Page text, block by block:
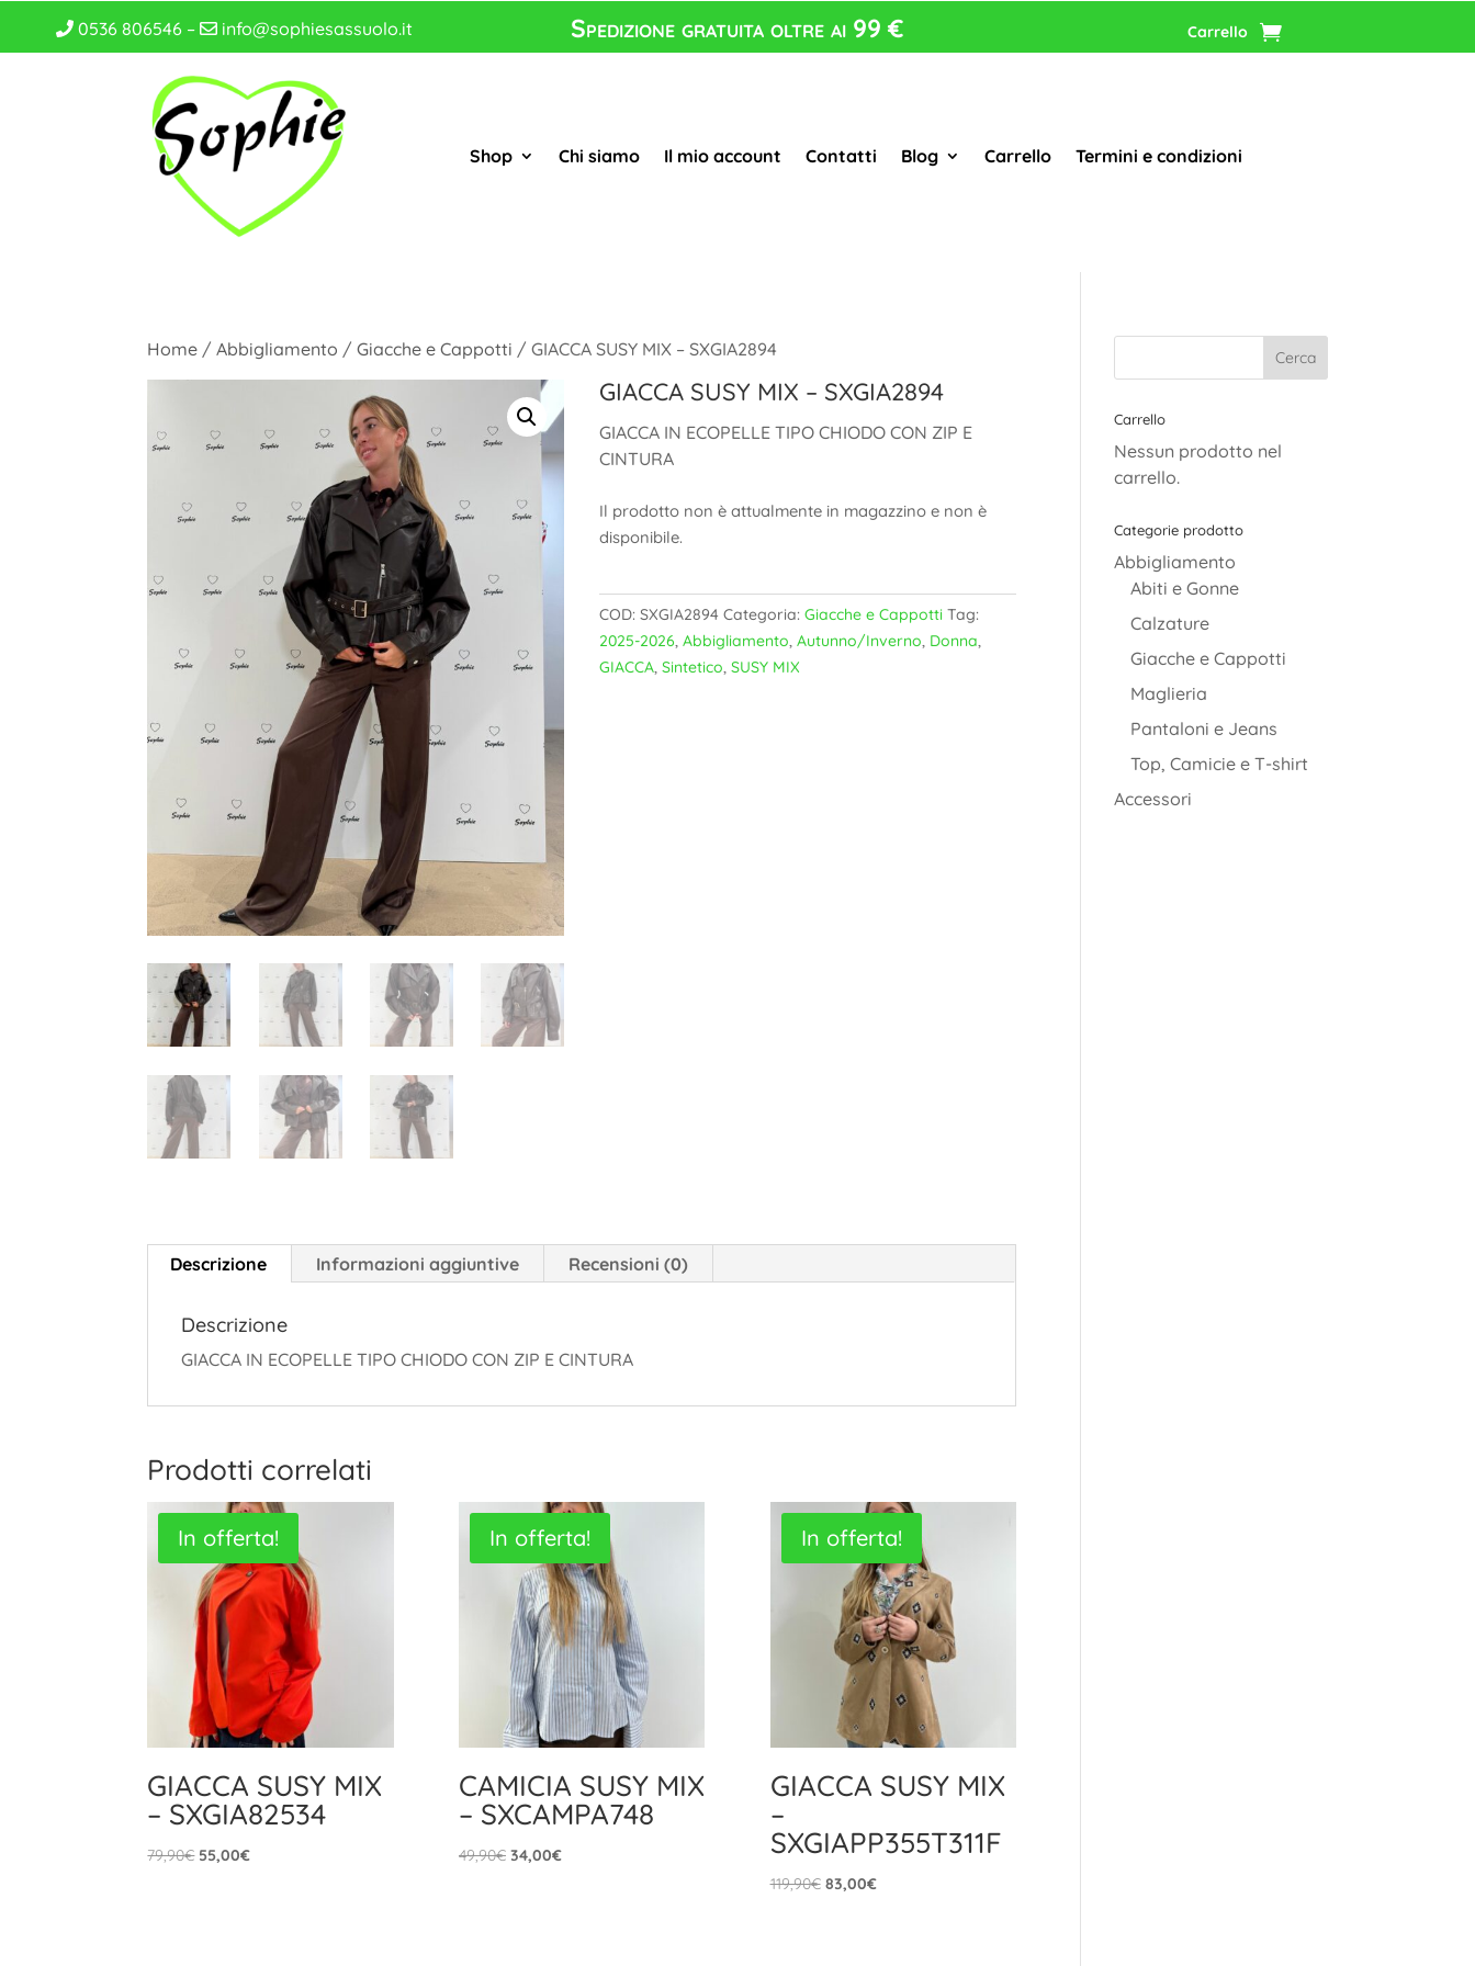
0536 806546 – info@sophiesassuolo.it Spedizione gratuita oltre ai 99 € Carrello
Shop Chi siamo Il mio account Contatti Blog Carrello Termini e condizioni
Home /Abbigliamento /Giacche e Cappotti / GIACCA SUSY MIX – SXGIA2894
GIACCA SUSY MIX – SXGIA2894
GIACCA IN ECOPELLE TIPO CHIODO CON ZIP E
CINTURA
Il prodotto non è attualmente in magazzino e non è
disponibile.
COD:SXGIA2894 Categoria:Giacche e Cappotti Tag:
2025-2026,Abbigliamento,Autunno/Inverno, Donna,
GIACCA,Sintetico,SUSY MIX
Descrizione Informazioni aggiuntive Recensioni (0)
Descrizione
GIACCA IN ECOPELLE TIPO CHIODO CON ZIP E CINTURA
Prodotti correlati
In offerta!
GIACCA SUSY MIX
– SXGIA82534
79,90€ Il
55,00€Il
In offerta!
CAMICIA SUSY MIX
– SXCAMPA748
49,90€ Il
34,00€Il
In offerta!
GIACCA SUSY MIX
–
SXGIAPP355T311F
119,90€ Il
83,00€Il
Carrello
Nessun prodotto nel
carrello.
Categorie prodotto
Abbigliamento
Abiti e Gonne
Calzature
Giacche e Cappotti
Maglieria
Pantaloni e Jeans
Top, Camicie e T-shirt
Accessori